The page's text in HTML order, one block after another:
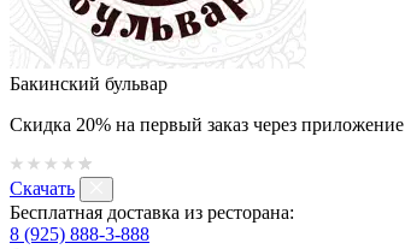
Бакинский бульвар
Скидка 20% на первый заказ через приложение
Скачать
Бесплатная доставка из ресторана:
8 (925) 888-3-888